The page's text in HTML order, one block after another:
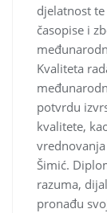
djelatnost
časopise i
Kvaliteta
potvrdu
kvalitete,
Šimić.
razuma,
pronađu